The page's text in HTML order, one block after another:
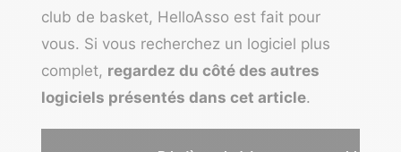
club de basket, HelloAsso est fait pour
vous. Si vous recherchez un logiciel plus
complet, regardez du côté des autres
logiciels présentés dans cet article.